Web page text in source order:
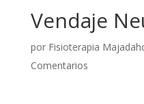
Vendaje
por Fisioterapia
Comentarios